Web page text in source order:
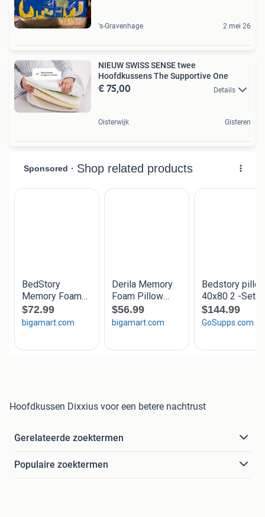
's-Gravenhage 2 mei 26
NIEUW SWISS SENSE twee
Hoofdkussens The Supportive One
€ 75,00 Details
Oisterwijk Gisteren
Hoofdkussen Dixxius voor een betere nachtrust
Gerelateerde zoektermen
Populaire zoektermen